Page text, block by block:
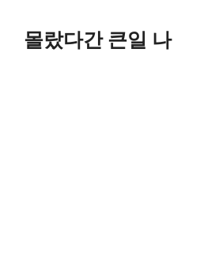
몰랐다간 큰일 나